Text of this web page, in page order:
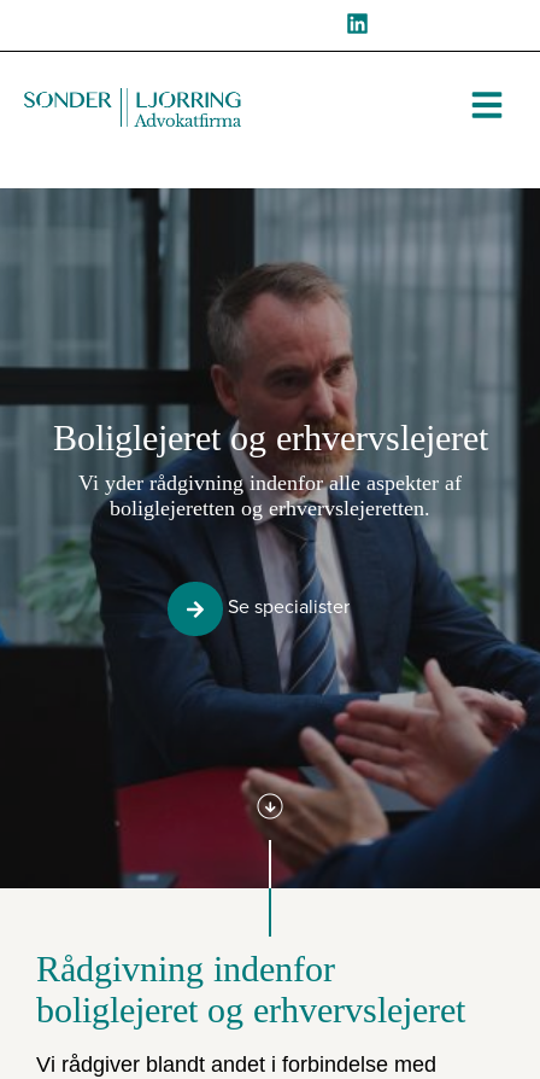
til
Boliglejeret og erhvervslejeret
Vi yder rådgivning indenfor alle aspekter af
boliglejeretten og erhvervslejeretten.
Se specialister
Rådgivning indenfor
boliglejeret og erhvervslejeret
Vi rådgiver blandt andet i forbindelse med